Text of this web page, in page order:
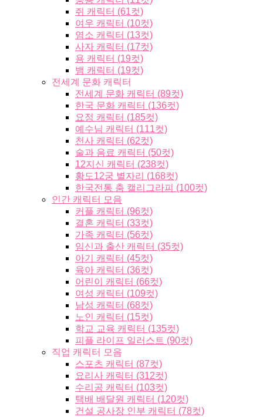
쥐 캐릭터 (61컷)
여우 캐릭터 (10컷)
염소 캐릭터 (13컷)
사자 캐릭터 (17컷)
용 캐릭터 (19컷)
뱀 캐릭터 (19컷)
전세계 문화 캐릭터
전세계 문화 캐릭터 (89컷)
한국 문화 캐릭터 (136컷)
요정 캐릭터 (185컷)
예수님 캐릭터 (111컷)
천사 캐릭터 (62컷)
술과 음료 캐릭터 (50컷)
12지신 캐릭터 (238컷)
황도12궁 별자리 (168컷)
한국전통 춤 캘리그라피 (100컷)
인간 캐릭터 모음
커플 캐릭터 (96컷)
결혼 캐릭터 (33컷)
가족 캐릭터 (56컷)
임신과 출산 캐릭터 (35컷)
아기 캐릭터 (45컷)
육아 캐릭터 (36컷)
어린이 캐릭터 (66컷)
여성 캐릭터 (109컷)
남성 캐릭터 (68컷)
노인 캐릭터 (15컷)
학교 교육 캐릭터 (135컷)
피플 라이프 일러스트 (90컷)
직업 캐릭터 모음
스포츠 캐릭터 (87컷)
요리사 캐릭터 (312컷)
수리공 캐릭터 (103컷)
택배 배달원 캐릭터 (120컷)
건설 공사장 인부 캐릭터 (78컷)